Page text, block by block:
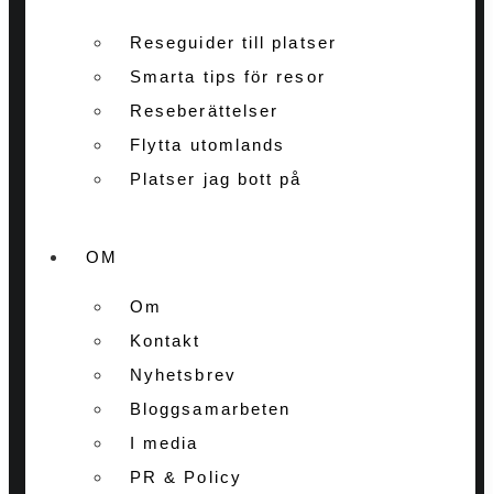
Reseguider till platser
Smarta tips för resor
Reseberättelser
Flytta utomlands
Platser jag bott på
OM
Om
Kontakt
Nyhetsbrev
Bloggsamarbeten
I media
PR & Policy